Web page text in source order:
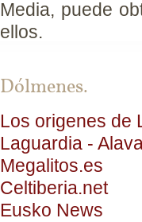
Media, puede
ellos.
Dólmenes.
Los origenes de
Laguardia -
Megalitos.es
Celtiberia.net
Eusko News